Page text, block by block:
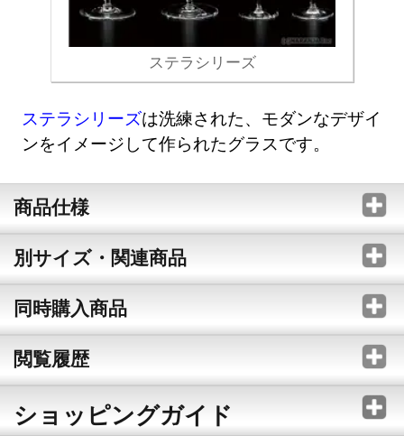
ステラシリーズ
ステラシリーズは洗練された、モダンなデザイ
ンをイメージして作られたグラスです。
商品仕様
別サイズ・関連商品
同時購入商品
閲覧履歴
ショッピングガイド